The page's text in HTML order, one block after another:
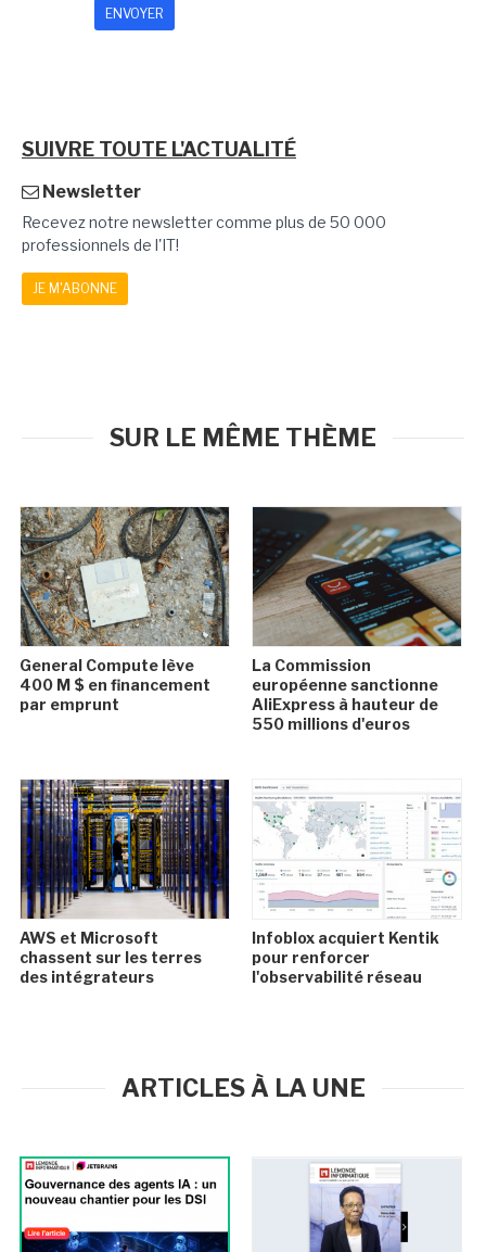
SUIVRE TOUTE L'ACTUALITÉ
Newsletter
Recevez notre newsletter comme plus de 50 000
professionnels de l'IT!
JE M'ABONNE
SUR LE MÊME THÈME
General Compute lève
400 M $ en financement
par emprunt
La Commission
européenne sanctionne
AliExpress à hauteur de
550 millions d'euros
AWS et Microsoft
chassent sur les terres
des intégrateurs
Infoblox acquiert Kentik
pour renforcer
l'observabilité réseau
ARTICLES À LA UNE